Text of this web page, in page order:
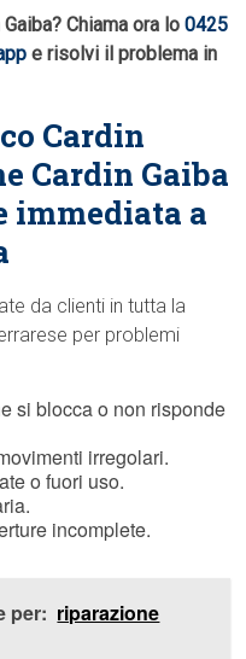
Chiama ora lo0425
e risolvi il problema in
Cardin
Cardin Gaiba
immediata a
da clienti in tutta la
per problemi
si blocca o non risponde
irregolari.
o fuori uso.
incomplete.
per: riparazione